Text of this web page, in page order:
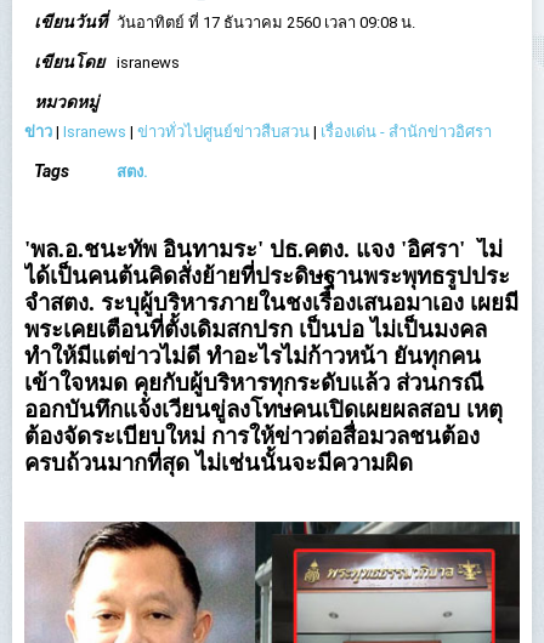
เขียนวันที่ วันอาทิตย์ ที่ 17 ธันวาคม 2560 เวลา 09:08 น.
เขียนโดย isranews
หมวดหมู่
ข่าว | Isranews | ข่าวทั่วไปศูนย์ข่าวสืบสวน | เรื่องเด่น - สำนักข่าวอิศรา
Tags สตง.
'พล.อ.ชนะทัพ อินทามระ' ปธ.คตง. แจง 'อิศรา' ไม่
ได้เป็นคนต้นคิดสั่งย้ายที่ประดิษฐานพระพุทธรูปประ
จำสตง. ระบุผู้บริหารภายในชงเรื่องเสนอมาเอง เผยมี
พระเคยเตือนที่ตั้งเดิมสกปรก เป็นบ่อ ไม่เป็นมงคล
ทำให้มีแต่ข่าวไม่ดี ทำอะไรไม่ก้าวหน้า ยันทุกคน
เข้าใจหมด คุยกับผู้บริหารทุกระดับแล้ว ส่วนกรณี
ออกบันทึกแจ้งเวียนขู่ลงโทษคนเปิดเผยผลสอบ เหตุ
ต้องจัดระเบียบใหม่ การให้ข่าวต่อสื่อมวลชนต้อง
ครบถ้วนมากที่สุด ไม่เช่นนั้นจะมีความผิด